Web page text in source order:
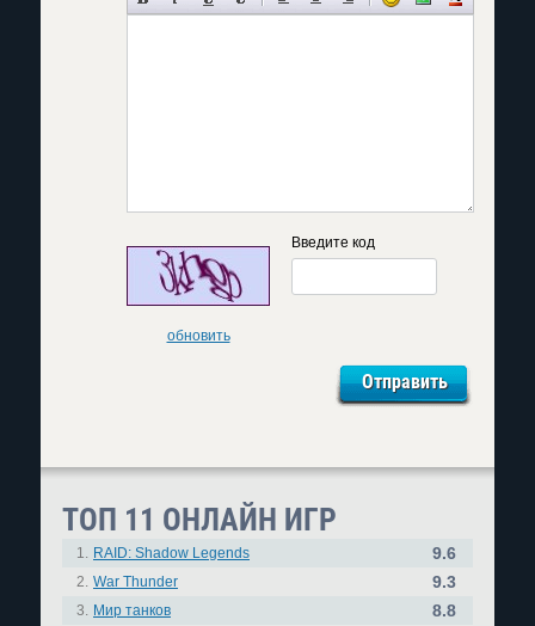
обновить
Введите код
ТОП 11 ОНЛАЙН ИГР
1. RAID: Shadow Legends 9.6
2. War Thunder 9.3
3. Мир танков 8.8